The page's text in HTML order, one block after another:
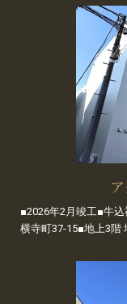
■2026年2月竣工■牛
横寺町37-15■地上3階